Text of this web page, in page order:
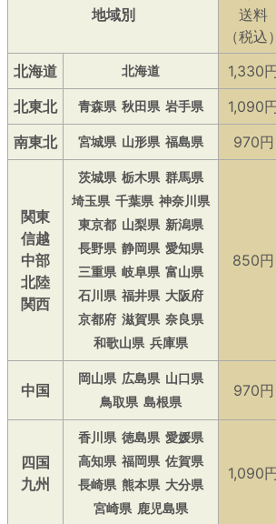
地域別
送料
（税込）
北海道
北海道
1,330円
北東北
青森県 秋田県 岩手県
1,090円
南東北
宮城県 山形県 福島県 970円
関東
信越
中部
北陸
関西
茨城県 栃木県 群馬県
埼玉県 千葉県 神奈川県
東京都 山梨県 新潟県
長野県 静岡県 愛知県
三重県 岐阜県 富山県
石川県 福井県 大阪府
京都府 滋賀県 奈良県
和歌山県 兵庫県
850円
中国
岡山県 広島県 山口県
鳥取県 島根県
970円
四国
九州
香川県 徳島県 愛媛県
高知県 福岡県 佐賀県
長崎県 熊本県 大分県
宮崎県 鹿児島県
1,090円